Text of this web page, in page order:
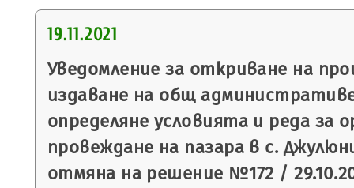
19.11.2021
Уведомление за откриване на
издаване на общ
определяне условията и реда за
провеждане на пазара в с.
отмяна на решение №172 /